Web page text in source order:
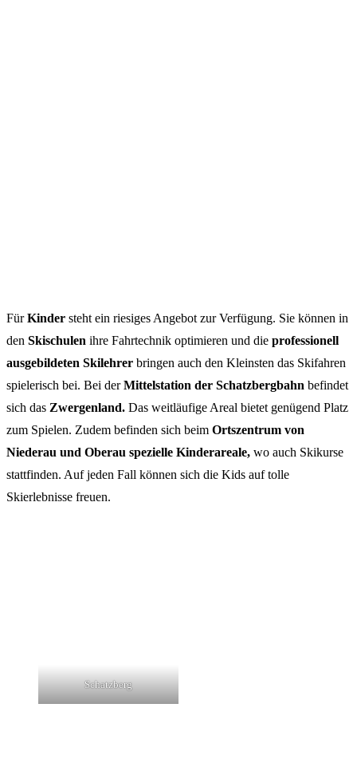
FürKinder steht ein riesiges Angebot zur Verfügung. Sie können in
den Skischulen ihre Fahrtechnik optimieren und die professionell
ausgebildeten Skilehrer bringen auch den Kleinsten das Skifahren
spielerisch bei. Bei derMittelstation der Schatzbergbahn befindet
sich das Zwergenland. Das weitläufige Areal bietet genügend Platz
zum Spielen. Zudem befinden sich beim Ortszentrum von
Niederau und Oberau spezielle Kinderareale, wo auch Skikurse
stattfinden. Auf jeden Fall können sich die Kids auf tolle
Skierlebnisse freuen.
Schatzberg